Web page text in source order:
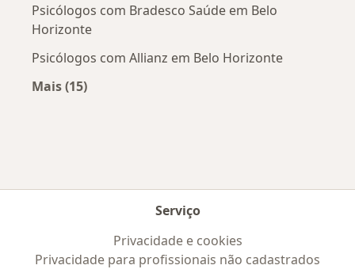
Psicólogos com Bradesco Saúde em Belo
Horizonte
Psicólogos com Allianz em Belo Horizonte
Mais (15)
Serviço
Privacidade e cookies
Privacidade para profissionais não cadastrados